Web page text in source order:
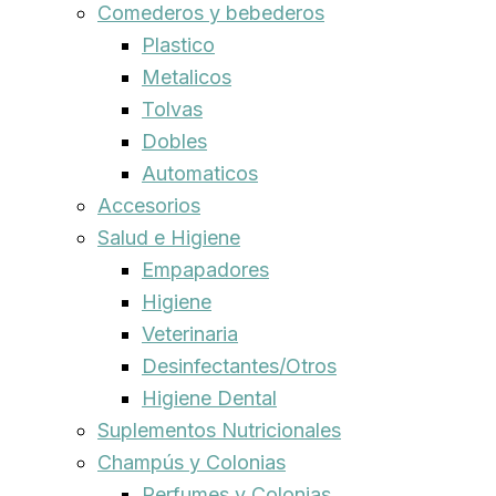
Comederos y bebederos
Plastico
Metalicos
Tolvas
Dobles
Automaticos
Accesorios
Salud e Higiene
Empapadores
Higiene
Veterinaria
Desinfectantes/Otros
Higiene Dental
Suplementos Nutricionales
Champús y Colonias